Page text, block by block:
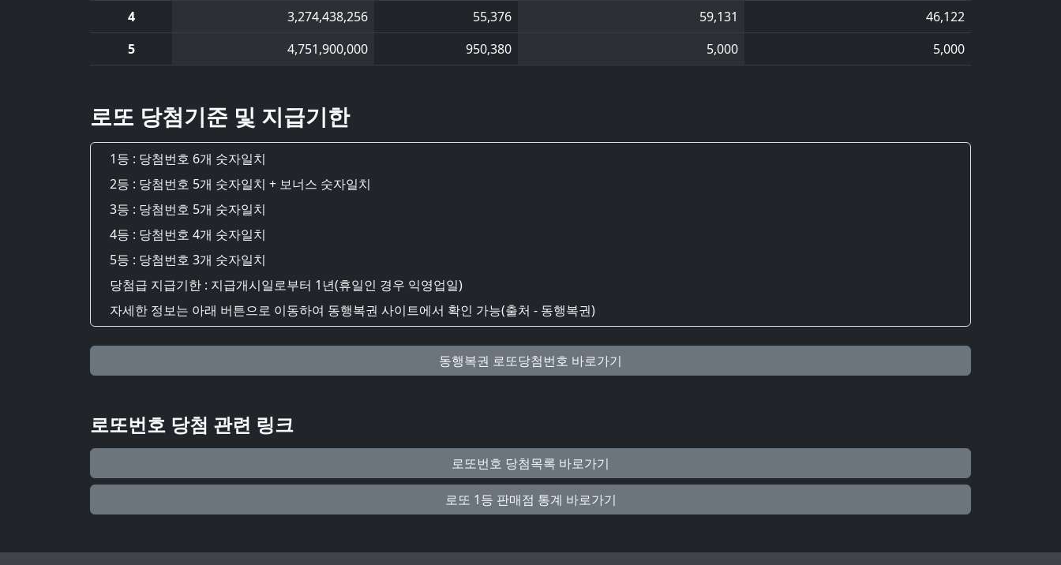
4
3,274,438,256 55,376 59,131
46,122
5
4,751,900,000 950,380 5,000 5,000
로또 당첨기준 및 지급기한
1등 : 당첨번호 6개 숫자일치
2등 : 당첨번호 5개 숫자일치 + 보너스 숫자일치
3등 : 당첨번호 5개 숫자일치
4등 : 당첨번호 4개 숫자일치
5등 : 당첨번호 3개 숫자일치
당첨급 지급기한 : 지급개시일로부터 1년(휴일인 경우 익영업일)
자세한 정보는 아래 버튼으로 이동하여 동행복권 사이트에서 확인 가능(출처 - 동행복권)
동행복권 로또당첨번호 바로가기
로또번호 당첨 관련 링크
로또번호 당첨목록 바로가기
로또 1등 판매점 통계 바로가기